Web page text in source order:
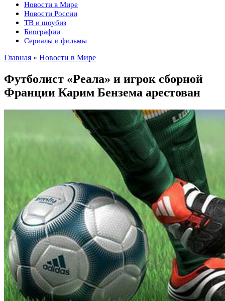
Новости в Мире
Новости России
ТВ и шоубиз
Биографии
Сериалы и фильмы
Главная » Новости в Мире
Футболист «Реала» и игрок сборной
Франции Карим Бензема арестован